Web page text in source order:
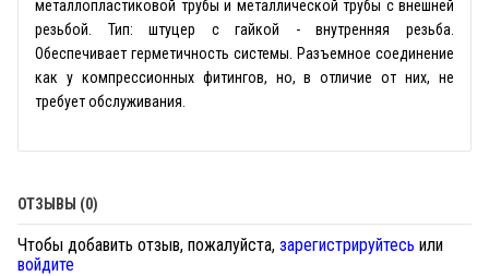
металлопластиковой трубы и металлической трубы с внешней
резьбой. Тип: штуцер с гайкой - внутренняя резьба.
Обеспечивает герметичность системы. Разъемное соединение
как у компрессионных фитингов, но, в отличие от них, не
требует обслуживания.
ОТЗЫВЫ (0)
Чтобы добавить отзыв, пожалуйста, зарегистрируйтесь или
войдите